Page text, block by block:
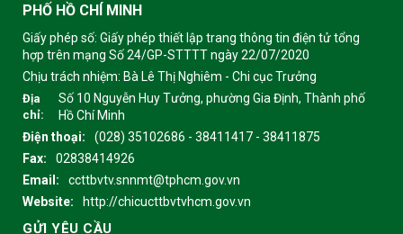
PHỐ HỒ CHÍ MINH
Giấy phép số: Giấy phép thiết lập trang thông tin điện tử tổng
hợp trên mạng Số 24/GP-STTTT ngày 22/07/2020
Chịu trách nhiệm: Bà Lê Thị Nghiêm - Chi cục Trưởng
Địa
chỉ:
Số 10 Nguyễn Huy Tưởng, phường Gia Định, Thành phố
Hồ Chí Minh
Điện thoại:
(028) 35102686 - 38411417 - 38411875
Fax:
02838414926
Email:
ccttbvtv.snnmt@tphcm.gov.vn
Website:
http://chicucttbvtvhcm.gov.vn
GỬI YÊU CẦU